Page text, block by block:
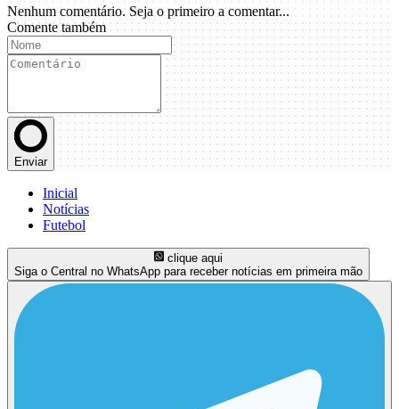
Nenhum comentário. Seja o primeiro a comentar...
Comente também
Enviar
Inicial
Notícias
Futebol
clique aqui
Siga o Central no WhatsApp para receber notícias em primeira mão